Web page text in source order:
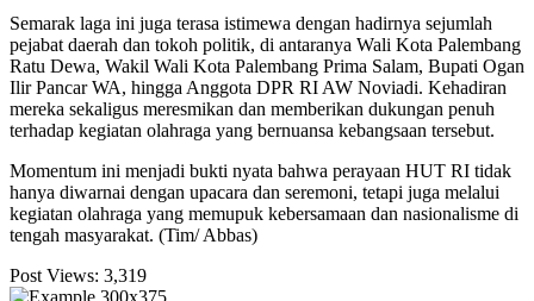
Semarak laga ini juga terasa istimewa dengan hadirnya sejumlah
pejabat daerah dan tokoh politik, di antaranya Wali Kota Palembang
Ratu Dewa, Wakil Wali Kota Palembang Prima Salam, Bupati Ogan
Ilir Pancar WA, hingga Anggota DPR RI AW Noviadi. Kehadiran
mereka sekaligus meresmikan dan memberikan dukungan penuh
terhadap kegiatan olahraga yang bernuansa kebangsaan tersebut.
Momentum ini menjadi bukti nyata bahwa perayaan HUT RI tidak
hanya diwarnai dengan upacara dan seremoni, tetapi juga melalui
kegiatan olahraga yang memupuk kebersamaan dan nasionalisme di
tengah masyarakat. (Tim/ Abbas)
Post Views: 3,319